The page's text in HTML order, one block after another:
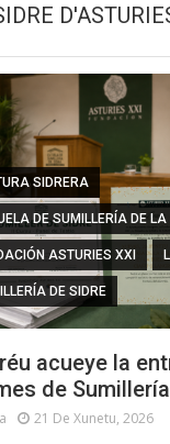
SIDRERA
DE SUMILLERÍA DE LA
ASTURIES XXI
DE SIDRE
acueye la
de
21 De Xunetu, 2026